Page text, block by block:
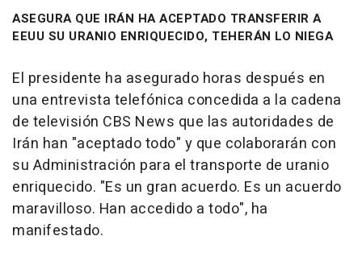
ASEGURA QUE IRÁN HA ACEPTADO TRANSFERIR A
EEUU SU URANIO ENRIQUECIDO, TEHERÁN LO NIEGA
El presidente ha asegurado horas después en
una entrevista telefónica concedida a la cadena
de televisión CBS News que las autoridades de
Irán han "aceptado todo" y que colaborarán con
su Administración para el transporte de uranio
enriquecido. "Es un gran acuerdo. Es un acuerdo
maravilloso. Han accedido a todo", ha
manifestado.